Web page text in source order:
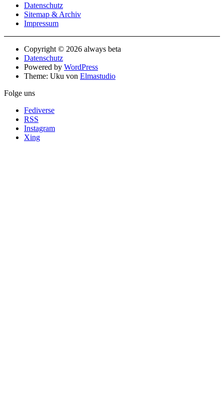
Datenschutz
Sitemap & Archiv
Impressum
Copyright © 2026 always beta
Datenschutz
Powered by WordPress
Theme: Uku von Elmastudio
Folge uns
Fediverse
RSS
Instagram
Xing